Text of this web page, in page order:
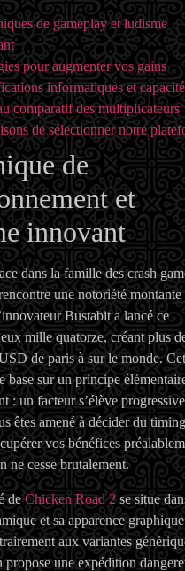
de gameplay et ludisme
pour augmenter vos gains
informatiques et
comparatif des multiplicateurs
de sélectionner notre
de
et
innovant
dans la famille des crash
une notoriété montante
Bustabit a lancé ce
mille quatorze, créant plus
de paris à sur le monde.
base sur un principe
: un facteur s’élève
êtes amené à décider du timing
vos bénéfices
ne cesse brutalement.
deChicken Road 2se situe
et sa apparence graphique
aux variantes
propose une expédition